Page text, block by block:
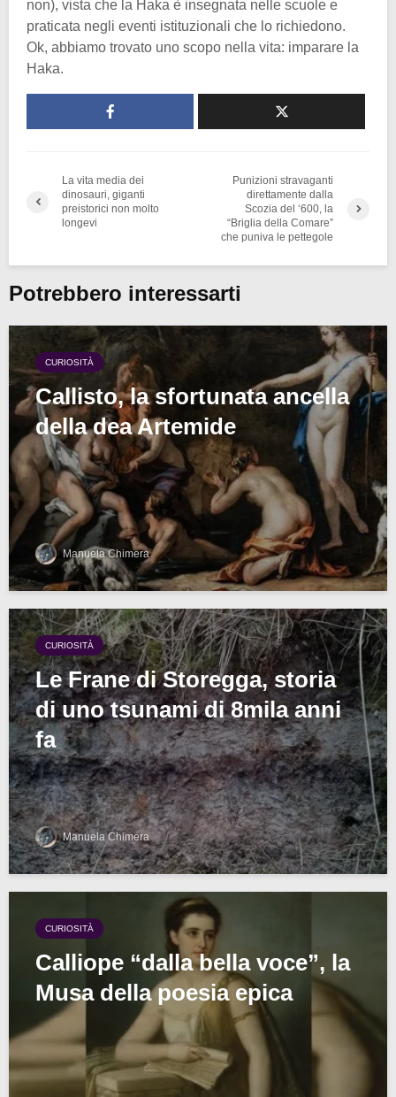
non), vista che la Haka è insegnata nelle scuole e
praticata negli eventi istituzionali che lo richiedono.
Ok, abbiamo trovato uno scopo nella vita: imparare la
Haka.
La vita media dei
dinosauri, giganti
preistorici non molto
longevi
Punizioni stravaganti
direttamente dalla
Scozia del ‘600, la
“Briglia della Comare”
che puniva le pettegole
Potrebbero interessarti
CURIOSITÀ
Callisto, la sfortunata ancella
della dea Artemide
Manuela Chimera
CURIOSITÀ
Le Frane di Storegga, storia
di uno tsunami di 8mila anni
fa
Manuela Chimera
CURIOSITÀ
Calliope “dalla bella voce”, la
Musa della poesia epica